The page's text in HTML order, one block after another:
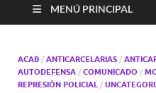
MENÚ PRINCIPAL
ACAB / ANTICARCELARIAS /
AUTODEFENSA / COMUNICADO /
REPRESIÓN POLICIAL /